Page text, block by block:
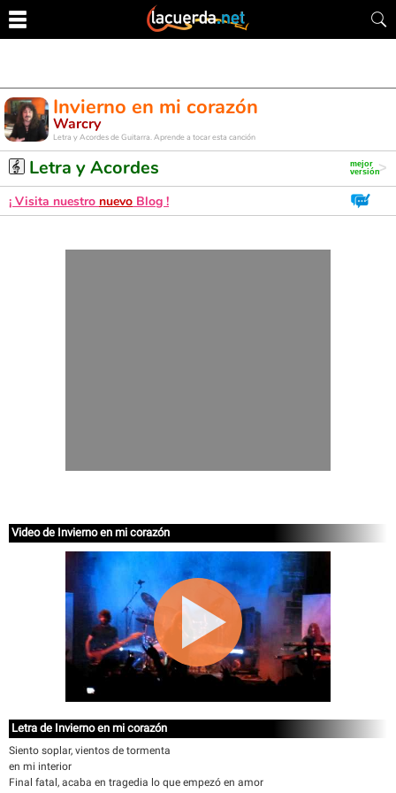
Invierno en mi corazón
Warcry
Letra y Acordes de Guitarra. Aprende a tocar esta canción
Letra y Acordes
¡ Visita nuestro nuevo Blog !
Video de Invierno en mi corazón
Letra de Invierno en mi corazón
Siento soplar, vientos de tormenta
en mi interior
Final fatal, acaba en tragedia lo que empezó en amor